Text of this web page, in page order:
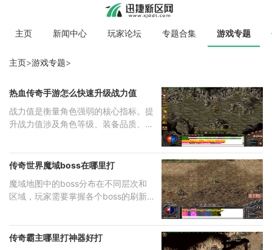
主页 新闻中心 玩家论坛 专题合集 游戏专题
主页>游戏专题>
热血传奇手游怎么快速升级战力值
战力值是衡量角色强弱的核心指标。提
升战力值涉及角色等级、装备品质、勋
传奇世界魔域boss在哪里打
魔域地图中的boss分布在不同层次和
区域，玩家需要掌握各个boss的刷新
传奇霸主哪里打神器好打